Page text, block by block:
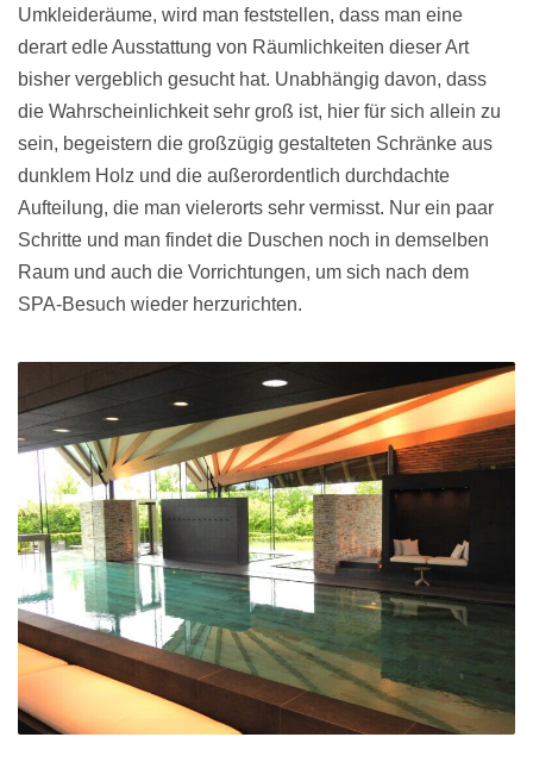
Umkleideräume, wird man feststellen, dass man eine
derart edle Ausstattung von Räumlichkeiten dieser Art
bisher vergeblich gesucht hat. Unabhängig davon, dass
die Wahrscheinlichkeit sehr groß ist, hier für sich allein zu
sein, begeistern die großzügig gestalteten Schränke aus
dunklem Holz und die außerordentlich durchdachte
Aufteilung, die man vielerorts sehr vermisst. Nur ein paar
Schritte und man findet die Duschen noch in demselben
Raum und auch die Vorrichtungen, um sich nach dem
SPA-Besuch wieder herzurichten.